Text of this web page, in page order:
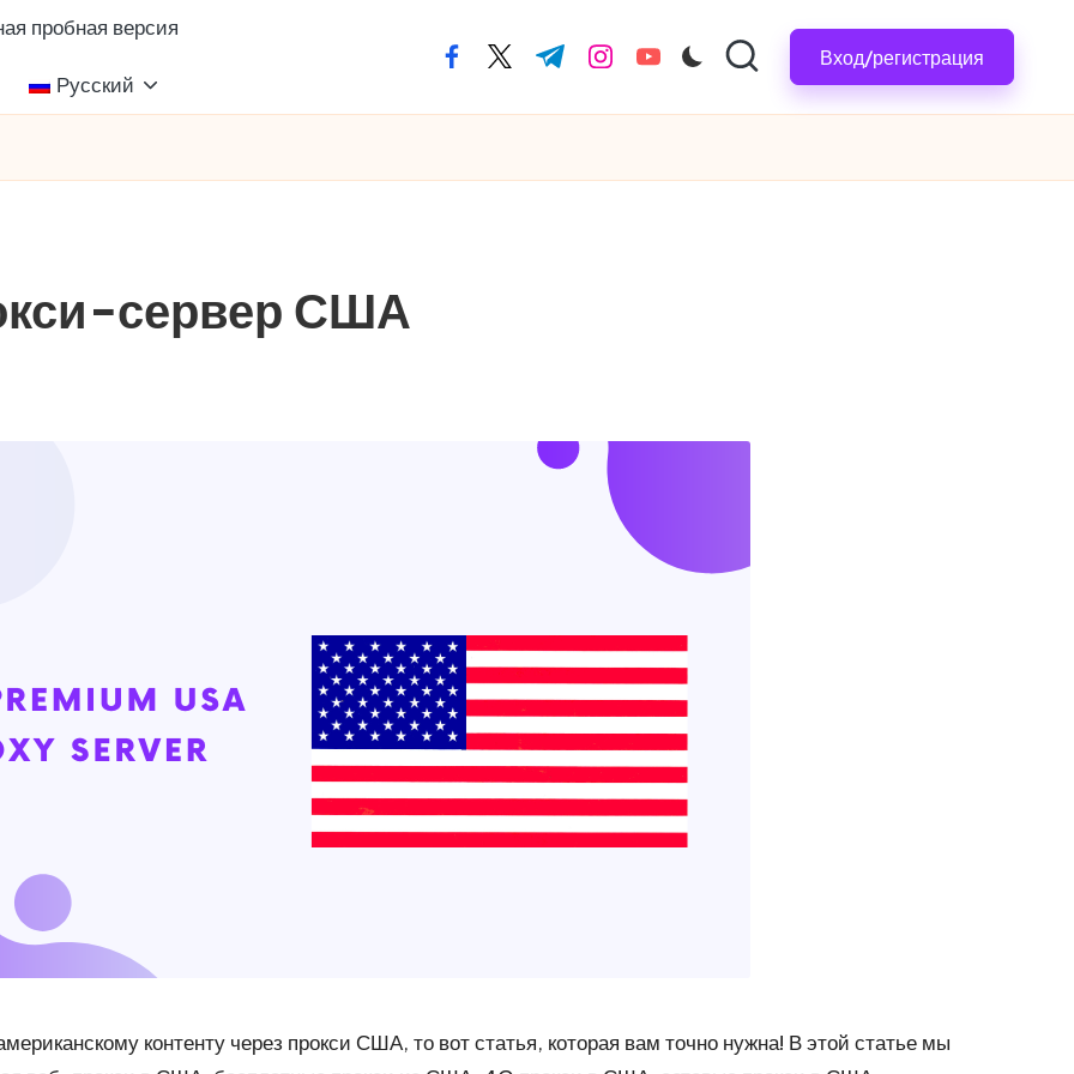
пробная версия
Русский
facebook.com
twitter.com
t.me instagram.com
youtube.com Вход/регистрация
сервер США
контенту через прокси США, то вот статья, которая вам точно нужна! В этой статье мы